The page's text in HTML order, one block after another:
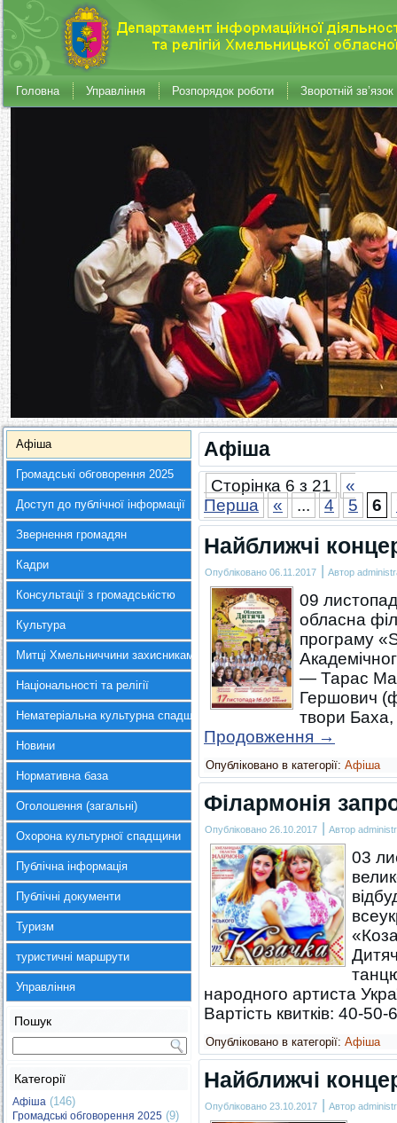
Головна Управління Розпорядок роботи Зворотній зв’язок
Афіша
Громадські обговорення 2025
Доступ до публічної інформації
Звернення громадян
Кадри
Консультації з громадськістю
Культура
Митці Хмельниччини захисникам України
Національності та релігії
Нематеріальна культурна спадщина
Новини
Нормативна база
Оголошення (загальні)
Охорона культурної спадщини
Публічна інформація
Публічні документи
Туризм
туристичні маршрути
Управління
Пошук
Категорії
Афіша (146)
Громадські обговорення 2025 (9)
Афіша
Сторінка 6 з 21
«
Перша
« ... 4 5 6
Найближчі
Опубліковано 06.11.2017 | Автор
09
обласна
програму
— Тарас
Гершович
твори
Продовження →
Опубліковано в категорії: Афіша
Філармонія
Опубліковано 26.10.2017 | Автор
03
народного артиста
Вартість квитків: 40-
Опубліковано в категорії: Афіша
Найближчі
Опубліковано 23.10.2017 | Автор